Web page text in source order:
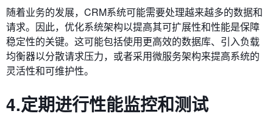
随着业务的发展，CRM系统可能需要处理越来越多的数据和
请求。因此，优化系统架构以提高其可扩展性和性能是保障
稳定性的关键。这可能包括使用更高效的数据库、引入负载
均衡器以分散请求压力，或者采用微服务架构来提高系统的
灵活性和可维护性。
4.定期进行性能监控和测试